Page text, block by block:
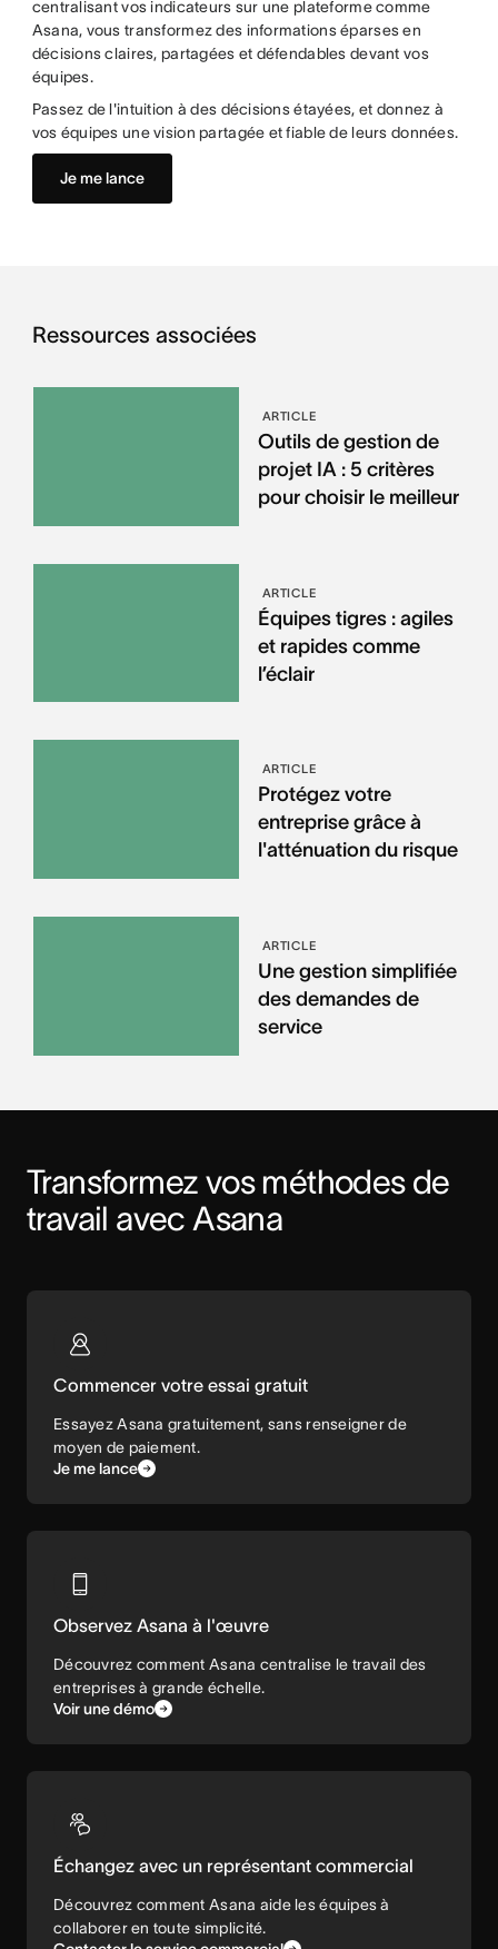
centralisant vos indicateurs sur une plateforme comme
Asana, vous transformez des informations éparses en
décisions claires, partagées et défendables devant vos
équipes.
Passez de l'intuition à des décisions étayées, et donnez à
vos équipes une vision partagée et fiable de leurs données.
Je me lance
Ressources associées
ARTICLE
Outils de gestion de
projet IA : 5 critères
pour choisir le meilleur
ARTICLE
Équipes tigres : agiles
et rapides comme
l’éclair
ARTICLE
Protégez votre
entreprise grâce à
l'atténuation du risque
ARTICLE
Une gestion simplifiée
des demandes de
service
Transformez vos méthodes de
travail avec Asana
Commencer votre essai gratuit
Essayez Asana gratuitement, sans renseigner de
moyen de paiement.
Je me lance
Observez Asana à l'œuvre
Découvrez comment Asana centralise le travail des
entreprises à grande échelle.
Voir une démo
Échangez avec un représentant commercial
Découvrez comment Asana aide les équipes à
collaborer en toute simplicité.